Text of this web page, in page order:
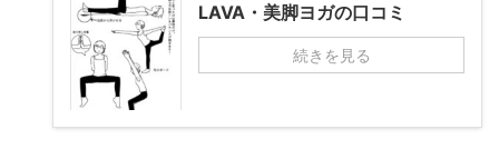
LAVA・美脚ヨガの口コミ
続きを見る